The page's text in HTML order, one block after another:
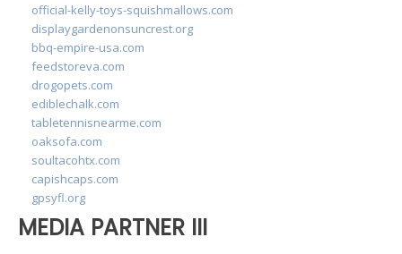
official-kelly-toys-squishmallows.com
displaygardenonsuncrest.org
bbq-empire-usa.com
feedstoreva.com
drogopets.com
ediblechalk.com
tabletennisnearme.com
oaksofa.com
soultacohtx.com
capishcaps.com
gpsyfl.org
MEDIA PARTNER III